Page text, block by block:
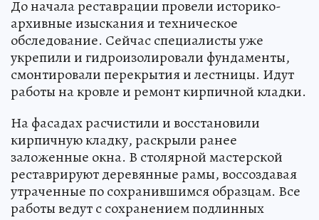
До начала реставрации провели историко-
архивные изыскания и техническое
обследование. Сейчас специалисты уже
укрепили и гидроизолировали фундаменты,
смонтировали перекрытия и лестницы. Идут
работы на кровле и ремонт кирпичной кладки.
На фасадах расчистили и восстановили
кирпичную кладку, раскрыли ранее
заложенные окна. В столярной мастерской
реставрируют деревянные рамы, воссоздавая
утраченные по сохранившимся образцам. Все
работы ведут с сохранением подлинных